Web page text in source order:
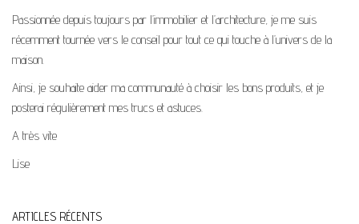
Passionnée depuis toujours par l’immobilier et l’architecture, je me suis
récemment tournée vers le conseil pour tout ce qui touche à l’univers de la
maison.
Ainsi, je souhaite aider ma communauté à choisir les bons produits, et je
posterai régulièrement mes trucs et astuces.
A très vite
Lise
ARTICLES RÉCENTS